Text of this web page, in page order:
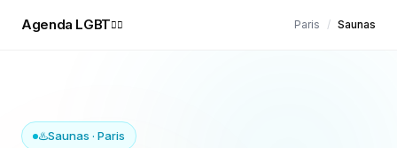
Agenda LGBT🏳️‍🌈 Paris / Saunas
♨️Saunas · Paris